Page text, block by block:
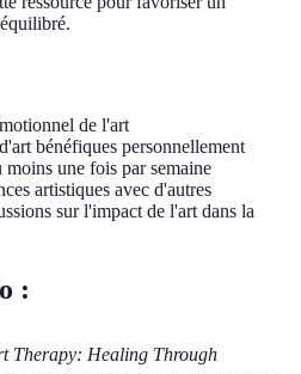
de l'art
bénéfiques personnellement
une fois par semaine
artistiques avec d'autres
sur l'impact de l'art dans la
:
Therapy: Healing Through